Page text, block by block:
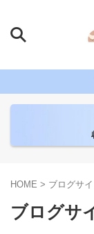
HOME > ブログサ
ブログサ